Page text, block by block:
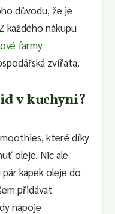
důvodu, že je
každého nákupu
farmy
zvířata.
v kuchyni?
které díky
oleje. Nic ale
kapek oleje do
přidávat
nápoje